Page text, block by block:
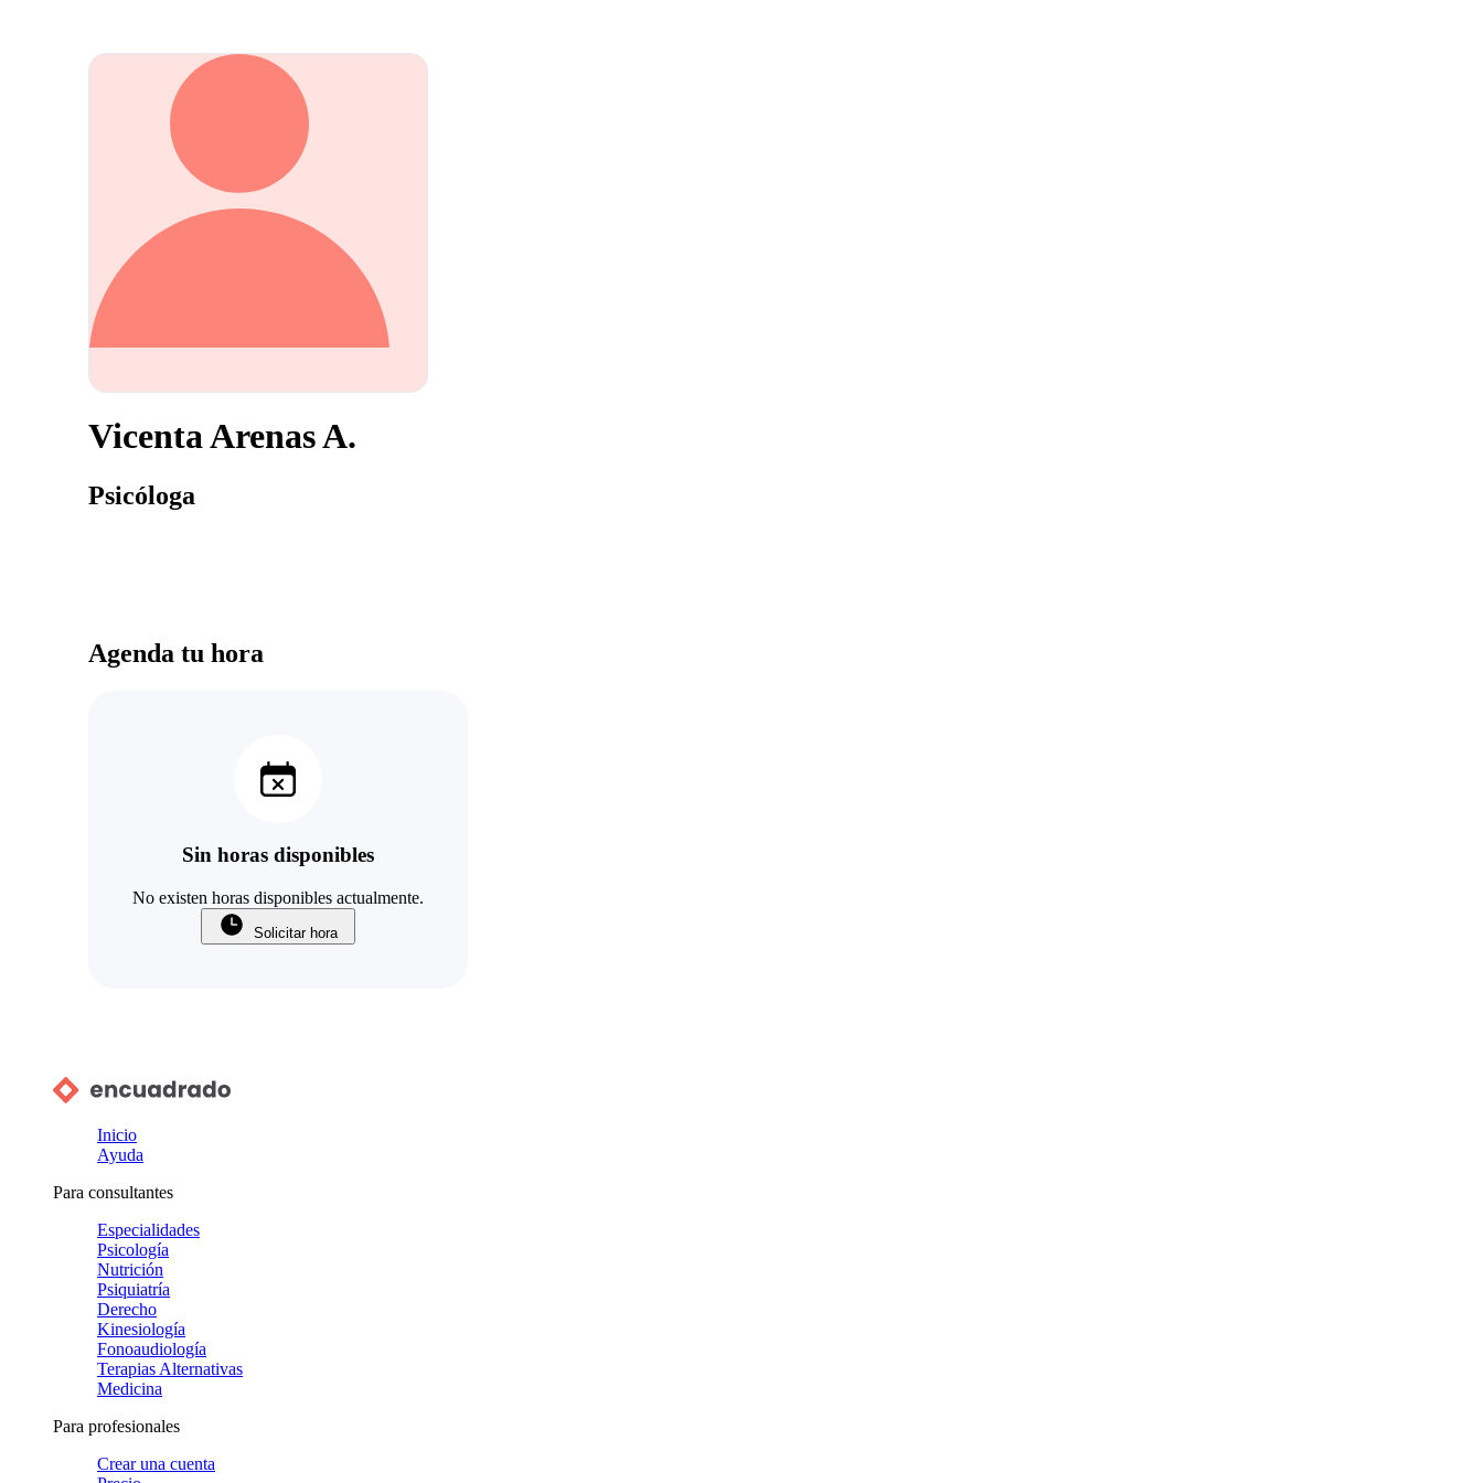
Vicenta Arenas A.
Psicóloga
Agenda tu hora
Sin horas disponibles
No existen horas disponibles actualmente.
Solicitar hora
Inicio
Ayuda
Para consultantes
Especialidades
Psicología
Nutrición
Psiquiatría
Derecho
Kinesiología
Fonoaudiología
Terapias Alternativas
Medicina
Para profesionales
Crear una cuenta